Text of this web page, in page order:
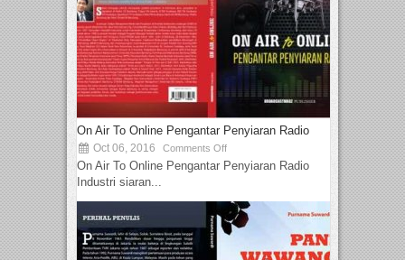
On Air To Online Pengantar Penyiaran Radio
Oct 06, 2016 Comments Off
On Air To Online Pengantar Penyiaran Radio
Industri siaran...